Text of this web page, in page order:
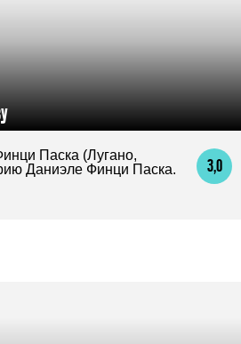
3,0
Паска (Лугано,
Даниэле Финци Паска.